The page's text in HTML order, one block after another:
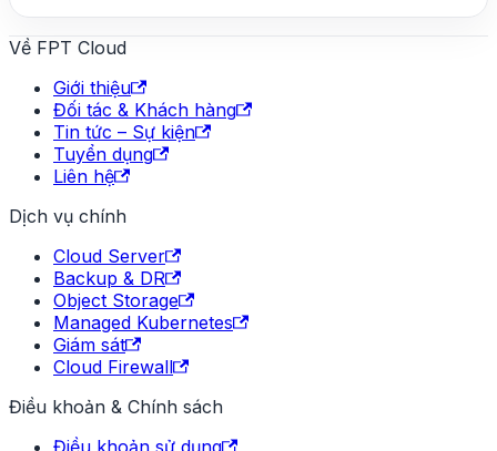
Về FPT Cloud
Giới thiệu
Đối tác & Khách hàng
Tin tức – Sự kiện
Tuyển dụng
Liên hệ
Dịch vụ chính
Cloud Server
Backup & DR
Object Storage
Managed Kubernetes
Giám sát
Cloud Firewall
Điều khoản & Chính sách